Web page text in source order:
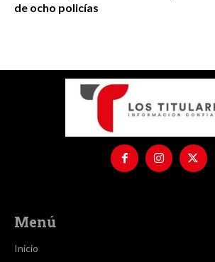
de ocho policías
Menú
Inicio